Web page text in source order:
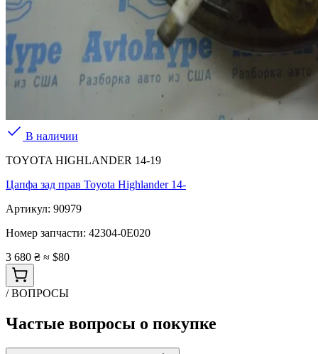
В наличии
TOYOTA HIGHLANDER 14-19
Цапфа зад прав Toyota Highlander 14-
Артикул: 90979
Номер запчасти: 42304-0E020
3 680 ₴ ≈ $80
/ ВОПРОСЫ
Частые вопросы о покупке